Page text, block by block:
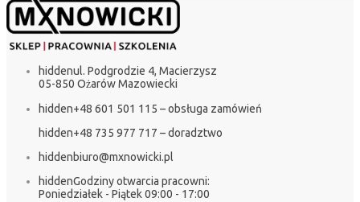
hiddenul. Podgrodzie 4, Macierzysz
05-850 Ożarów Mazowiecki
hidden+48 601 501 115 – obsługa zamówień
hidden+48 735 977 717 – doradztwo
hiddenbiuro@mxnowicki.pl
hiddenGodziny otwarcia pracowni:
Poniedziałek - Piątek 09:00 - 17:00